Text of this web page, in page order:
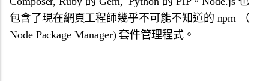
包含了現在網頁工程師幾乎不可能不知道的 npm （
Node Package Manager) 套件管理程式。